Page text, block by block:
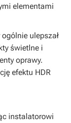
elementami
ulepszał
świetlne i
oprawy.
efektu HDR
instalatorowi